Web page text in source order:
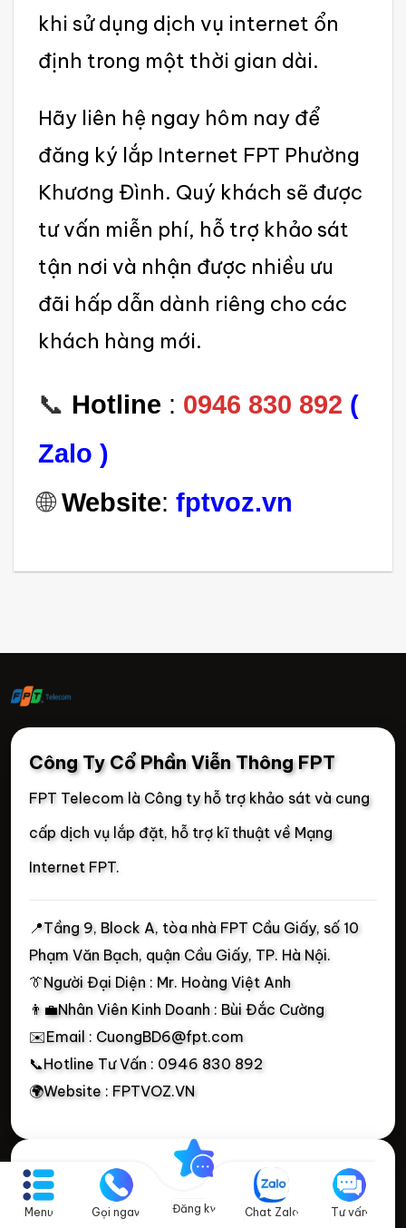
Menu Gọi ngay Đăng ký Chat Zalo Tư vấn
khi sử dụng dịch vụ interne‌t ổn
định trong một thời gian dài.
Hã‌y liên hệ ngay hôm nay để
đăng ký lắp Internet FPT Phường
Khươ‌ng Đình. Quý khách sẽ được
tư vấn miễn phí, hỗ trợ khảo sát
tận nơi và nhận được nhiề‌u ưu
đãi hấp dẫn dành riêng cho các
khác‌h hàng mới.
📞 Hotline : 0946 830 892 (
Zalo )
🌐Website: fptvoz.vn
Công Ty Cổ Phần Viễn Thông FPT
FPT Telecom là Công ty hỗ trợ khảo sát và cung
cấp dịch vụ lắp đặt, hỗ trợ kĩ thuật về Mạng
Internet FPT.
📍Tầng 9, Block A, tòa nhà FPT Cầu Giấy, số 10
Phạm Văn Bạch, quận Cầu Giấy, TP. Hà Nội.
👔Người Đại Diện : Mr. Hoàng Việt Anh
👨‍💼Nhân Viên Kinh Doanh : Bùi Đắc Cường
✉️Email : CuongBD6@fpt.com
📞Hotline Tư Vấn : 0946 830 892
🌍Website : FPTVOZ.VN
Các Dịch Vụ
🌐Internet FPT